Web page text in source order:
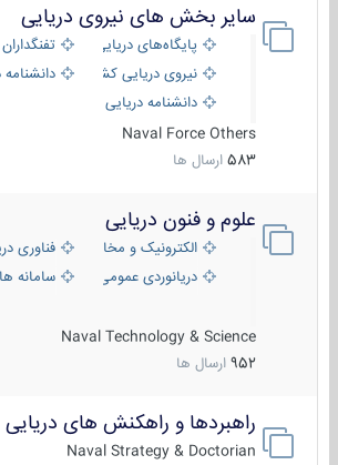
سایر بخش های نیروی دریایی
پایگاه‌های دریایی
تفنگداران
نیروی دریایی کشورهای مختلف
دانشنامه
دانشنامه دریایی کپی
Naval Force Others
583 ارسال ها
علوم و فنون دریایی
الکترونیک و مخابرات دریاییفناوری
دریانوردی عمومی
سامانه های
Naval Technology & Science
952 ارسال ها
راهبردها و راهکنش های دریایی
Naval Strategy & Doctorian